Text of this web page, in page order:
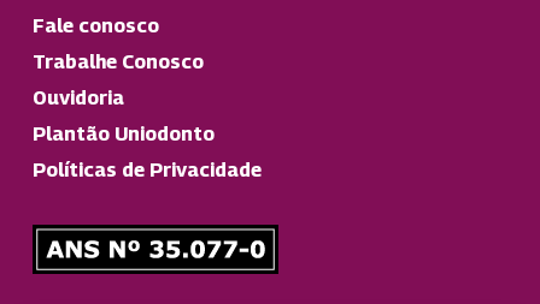
Fale conosco
Trabalhe Conosco
Ouvidoria
Plantão Uniodonto
Políticas de Privacidade